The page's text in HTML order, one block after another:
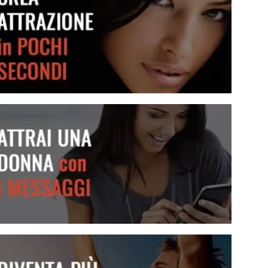
Crea attrazione in pochi secondi
Attrai una donna con i messaggi